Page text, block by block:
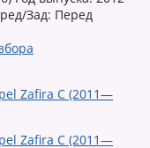
Зад: Перед